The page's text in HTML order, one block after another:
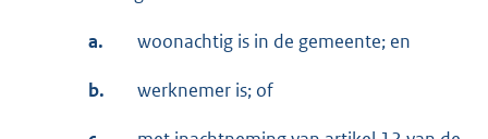
a. woonachtig is in de gemeente; en
b. werknemer is; of